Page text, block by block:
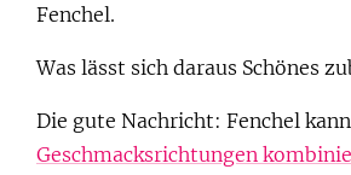
Fenchel.
Was lässt sich daraus Schönes
Die gute Nachricht: Fenchel
Geschmacksrichtungen